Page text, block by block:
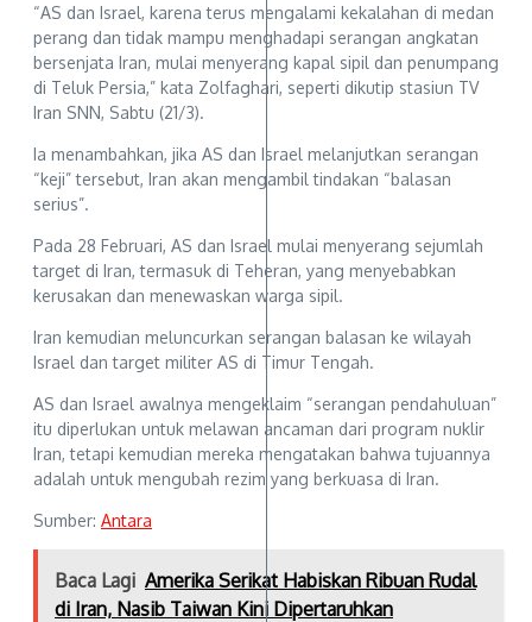
“AS dan Israel, karena terus mengalami kekalahan di medan
perang dan tidak mampu menghadapi serangan angkatan
bersenjata Iran, mulai menyerang kapal sipil dan penumpang
di Teluk Persia,” kata Zolfaghari, seperti dikutip stasiun TV
Iran SNN, Sabtu (21/3).
Ia menambahkan, jika AS dan Israel melanjutkan serangan
“keji” tersebut, Iran akan mengambil tindakan “balasan
serius”.
Pada 28 Februari, AS dan Israel mulai menyerang sejumlah
target di Iran, termasuk di Teheran, yang menyebabkan
kerusakan dan menewaskan warga sipil.
Iran kemudian meluncurkan serangan balasan ke wilayah
Israel dan target militer AS di Timur Tengah.
AS dan Israel awalnya mengeklaim “serangan pendahuluan”
itu diperlukan untuk melawan ancaman dari program nuklir
Iran, tetapi kemudian mereka mengatakan bahwa tujuannya
adalah untuk mengubah rezim yang berkuasa di Iran.
Sumber: Antara
Baca Lagi Amerika Serikat Habiskan Ribuan Rudal
di Iran, Nasib Taiwan Kini Dipertaruhkan